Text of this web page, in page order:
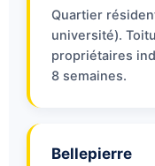
Quartier
université).
propriétaires
8 semaines.
Bellepierre